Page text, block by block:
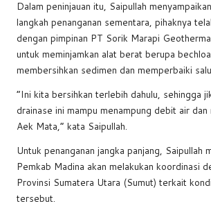
Dalam peninjauan itu, Saipullah
langkah penanganan sementara, pihaknya
dengan pimpinan PT Sorik Marapi
untuk meminjamkan alat berat berupa
membersihkan sedimen dan memperbaiki
“Ini kita bersihkan terlebih dahulu, sehingga
drainase ini mampu menampung debit air dan
Aek Mata,” kata Saipullah.
Untuk penanganan jangka panjang, Saipullah
Pemkab Madina akan melakukan koordinasi
Provinsi Sumatera Utara (Sumut) terkait
tersebut.